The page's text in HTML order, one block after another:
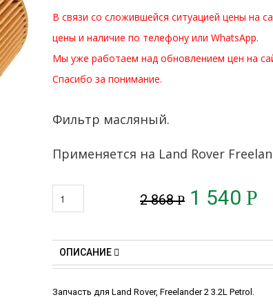
В связи со сложившейся ситуацией цены на
цены и наличие по телефону или WhatsApp.
Мы уже работаем над обновлением цен на
Спасибо за понимание.
Фильтр масляный.
Применяется на Land Rover
2 868Р 1 540 Р
ОПИСАНИЕ
Запчасть для Land Rover, Freelander 2 3.2L Petrol.